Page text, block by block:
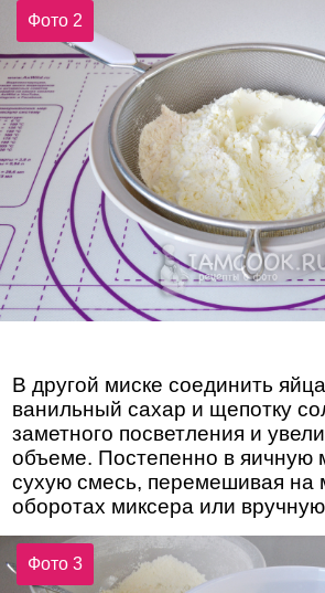
Фото 2
В другой миске соединить
ванильный сахар и щепотку
заметного посветления и
объеме. Постепенно в яичную
сухую смесь, перемешивая на
оборотах миксера или
Фото 3